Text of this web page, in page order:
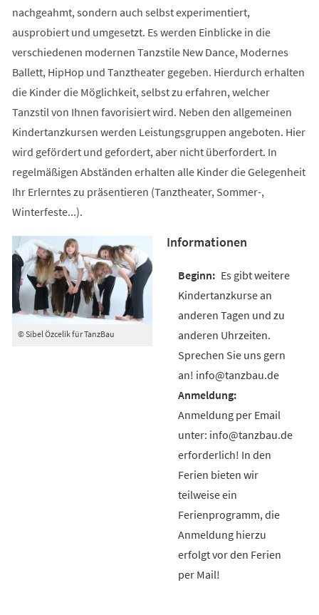
nachgeahmt, sondern auch selbst experimentiert,
ausprobiert und umgesetzt. Es werden Einblicke in die
verschiedenen modernen Tanzstile New Dance, Modernes
Ballett, HipHop und Tanztheater gegeben. Hierdurch erhalten
die Kinder die Möglichkeit, selbst zu erfahren, welcher
Tanzstil von Ihnen favorisiert wird. Neben den allgemeinen
Kindertanzkursen werden Leistungsgruppen angeboten. Hier
wird gefördert und gefordert, aber nicht überfordert. In
regelmäßigen Abständen erhalten alle Kinder die Gelegenheit
Ihr Erlerntes zu präsentieren (Tanztheater, Sommer-,
Winterfeste...).
© Sibel Özcelik für TanzBau
Informationen
Es gibt weitere
Kindertanzkurse an
anderen Tagen und zu
anderen Uhrzeiten.
Sprechen Sie uns gern
an! info@tanzbau.de
Anmeldung per Email
unter: info@tanzbau.de
erforderlich! In den
Ferien bieten wir
teilweise ein
Ferienprogramm, die
Anmeldung hierzu
erfolgt vor den Ferien
per Mail!